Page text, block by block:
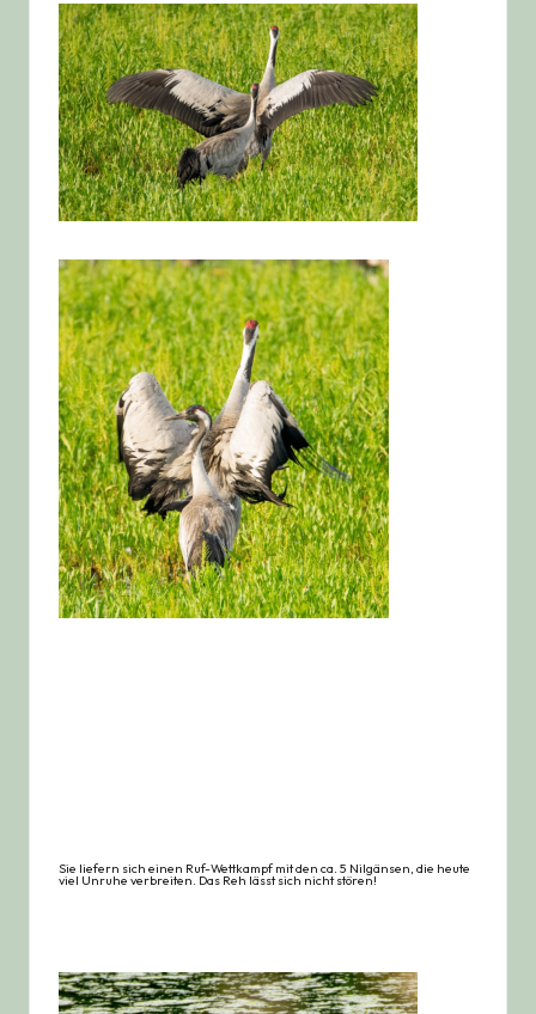
Sie liefern sich einen Ruf-Wettkampf mit den ca. 5 Nilgänsen, die heute
viel Unruhe verbreiten. Das Reh lässt sich nicht stören!